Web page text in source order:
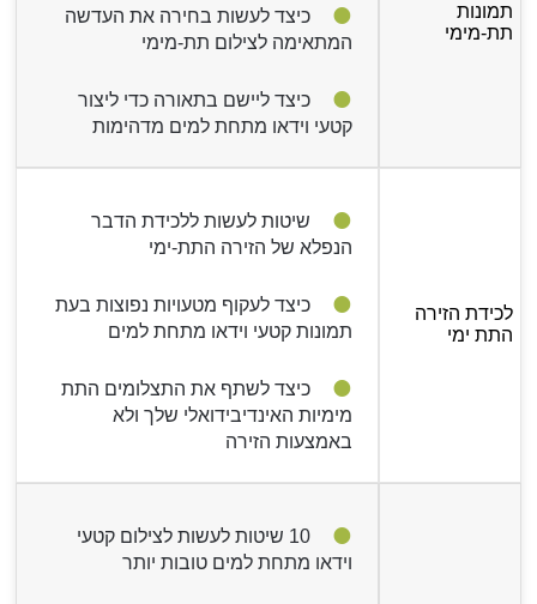
תמונות
תת-מימי
כיצד לעשות בחירה את העדשה
המתאימה לצילום תת-מימי
כיצד ליישם בתאורה כדי ליצור
קטעי וידאו מתחת למים מדהימות
לכידת הזירה
התת ימי
שיטות לעשות ללכידת הדבר
הנפלא של הזירה התת-ימי
כיצד לעקוף מטעויות נפוצות בעת
תמונות קטעי וידאו מתחת למים
כיצד לשתף את התצלומים התת
מימיות האינדיבידואלי שלך ולא
באמצעות הזירה
10 שיטות לעשות לצילום קטעי
וידאו מתחת למים טובות יותר